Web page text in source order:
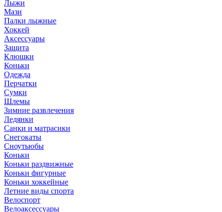
Лыжи
Мази
Палки лыжные
Хоккей
Аксессуары
Защита
Клюшки
Коньки
Одежда
Перчатки
Сумки
Шлемы
Зимние развлечения
Ледянки
Санки и матрасики
Снегокаты
Сноутьюбы
Коньки
Коньки раздвижные
Коньки фигурные
Коньки хоккейные
Летние виды спорта
Велоспорт
Велоаксессуары